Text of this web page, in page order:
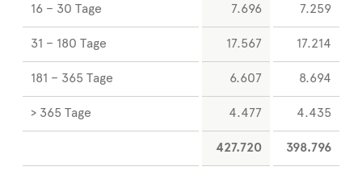
16 – 30 Tage 7.696 7.259
31 – 180 Tage 17.567 17.214
181 – 365 Tage 6.607 8.694
> 365 Tage 4.477 4.435
427.720 398.796